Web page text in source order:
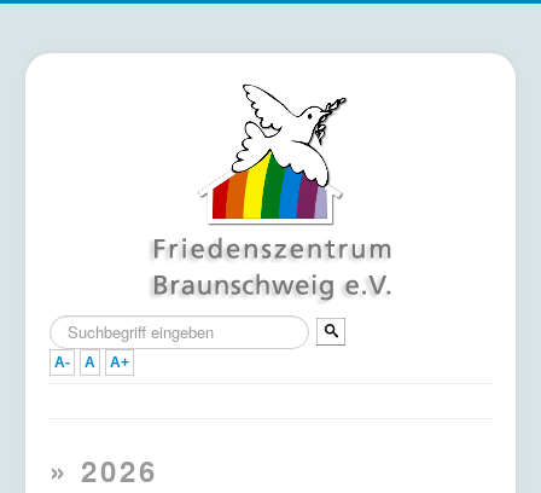
Suchen
...
A- A A+
Termine
» 2026